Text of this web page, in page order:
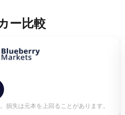
ー比較
損失は元本を上回ることがあります。